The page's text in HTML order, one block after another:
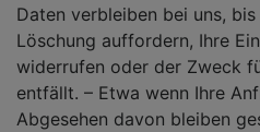
Daten verbleiben bei uns,
Löschung auffordern, Ihre
widerrufen oder der Zweck
entfällt. – Etwa wenn Ihre
Abgesehen davon bleiben